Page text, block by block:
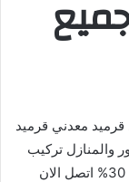
قرميد معدني قرميد
والمنازل تركيب
قرميد فلل بعوازل وبدون في جدة خصومات 30% اتصل الان